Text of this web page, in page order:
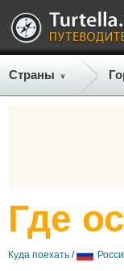
Страны
Где
Куда поехать /